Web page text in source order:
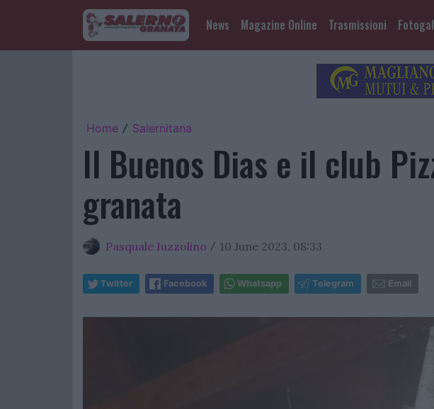
News Magazine Online Trasmissioni
Home / Salernitana
Il Buenos Dias e il club
granata
Pasquale Iuzzolino / 10 June 2023, 08:33
Twitter Facebook Whatsapp Telegram Email